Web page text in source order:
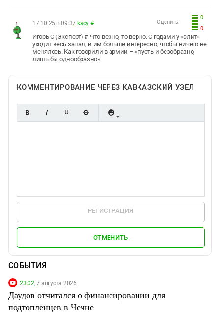
0
0
Оценить:
17.10.25 в 09:37 kacy #
Игорь С (Эксперт) # Что верно, то верно. С годами у «элит»
уходит весь запал, и им больше интересно, чтобы ничего не
менялось. Как говорили в армии – «пусть и безобразно,
лишь бы однообразно».
КОММЕНТИРОВАНИЕ ЧЕРЕЗ КАВКАЗСКИЙ УЗЕЛ
РЕГИСТРАЦИЯ
ОТМЕНИТЬ
СОБЫТИЯ
23:02,7 августа 2026
Даудов отчитался о финансировании для
подтопленцев в Чечне